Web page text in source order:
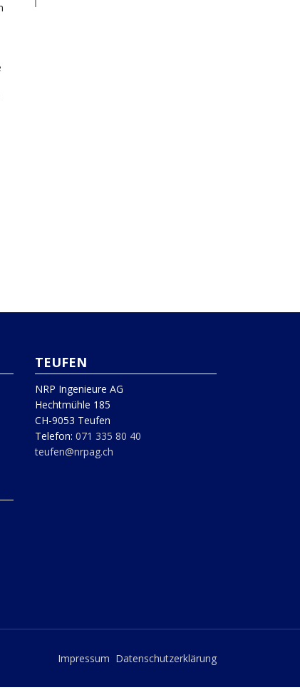
TEUFEN
NRP Ingenieure AG
Hechtmühle 185
CH-9053 Teufen
Telefon: 071 335 80 40
teufen@nrpag.ch
Impressum Datenschutzerklärung